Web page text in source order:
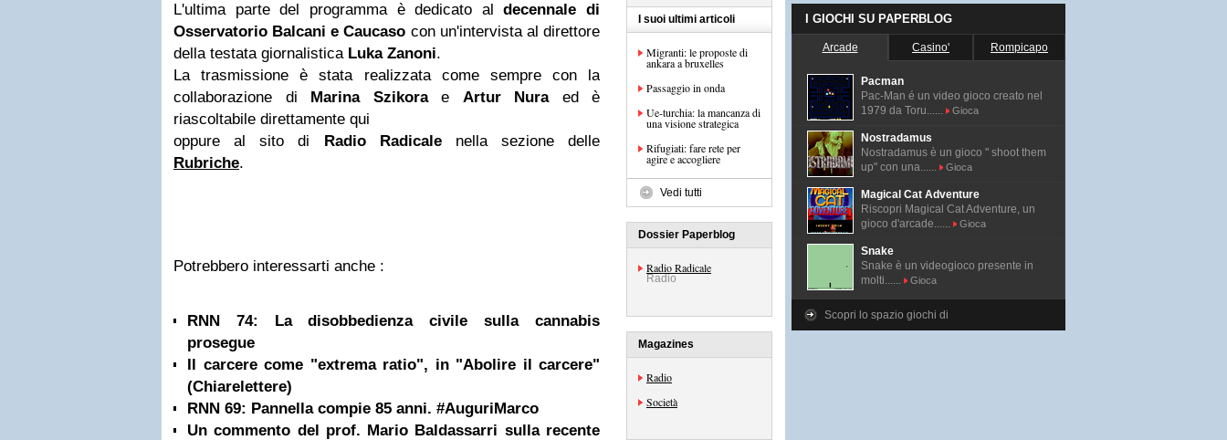
L'ultima parte del programma è dedicato aldecennale di
Osservatorio Balcani e Caucaso con un'intervista al direttore
della testata giornalistica Luka Zanoni.
La trasmissione è stata realizzata come sempre con la
collaborazione di Marina Szikorae Artur Nuraed è
riascoltabile direttamente qui
oppure al sito di Radio Radicalenella sezione delle
Rubriche.
Potrebbero interessarti anche :
RNN 74: La disobbedienza civile sulla cannabis
prosegue
Il carcere come "extrema ratio", in "Abolire il carcere"
(Chiarelettere)
RNN 69: Pannella compie 85 anni. #AuguriMarco
Un commento del prof. Mario Baldassarri sulla recente
I suoi ultimi articoli
Migranti: le proposte di
ankara a bruxelles
Passaggio in onda
Ue-turchia: la mancanza di
una visione strategica
Rifugiati: fare rete per
agire e accogliere
Vedi tutti
Dossier Paperblog
Radio Radicale
Radio
Magazines
Radio
Società
I GIOCHI SU PAPERBLOG
Arcade Casino' Rompicapo
Pacman
Pac-Man é un video gioco creato nel
1979 da Toru......
Gioca
Nostradamus
Nostradamus è un gioco " shoot them
up" con una......
Gioca
Magical Cat Adventure
Riscopri Magical Cat Adventure, un
gioco d'arcade......
Gioca
Snake
Snake è un videogioco presente in
molti......
Gioca
Scopri lo spazio giochi di